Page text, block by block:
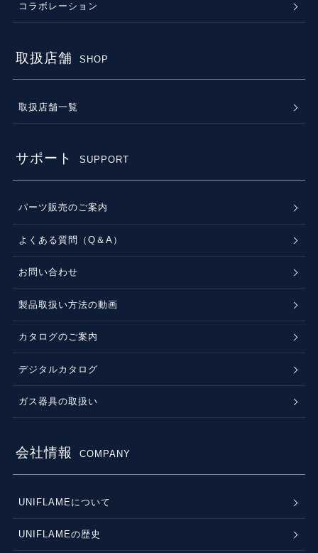
コラボレーション
取扱店舗 SHOP
取扱店舗一覧
サポート SUPPORT
パーツ販売のご案内
よくある質問（Q＆A）
お問い合わせ
製品取扱い方法の動画
カタログのご案内
デジタルカタログ
ガス器具の取扱い
会社情報 COMPANY
UNIFLAMEについて
UNIFLAMEの歴史